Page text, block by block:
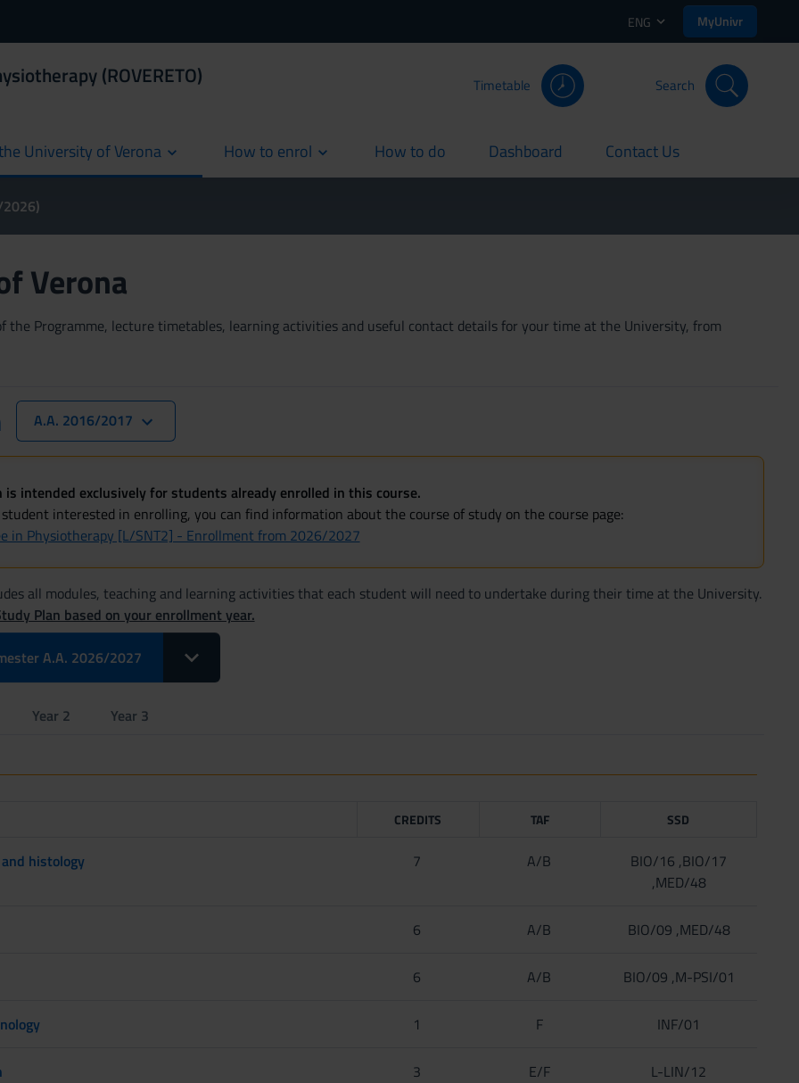
ENG MyUnivr
(ROVERETO) Timetable Search
University of Verona How to enrol How to do
current Dashboard
current Contact Us
current
Verona
the Programme, lecture timetables, learning activities and useful contact details for your time at the University, from
A.A. 2016/2017
intended exclusively for students already enrolled in this course.
interested in enrolling, you can find information about the course of study on the course page:
in Physiotherapy [L/SNT2] - Enrollment from 2026/2027
all modules, teaching and learning activities that each student will need to undertake during their time at the University.
Plan based on your enrollment year.
A.A. 2026/2027
Toggle Dropdown Select Modules per semester
Year 2 Year 3
CREDITS TAF SSD
histology 7 A/B
BIO/16 ,BIO/17
,MED/48
6 A/B BIO/09 ,MED/48
6 A/B BIO/09 ,M-PSI/01
1 F INF/01
3 E/F L-LIN/12